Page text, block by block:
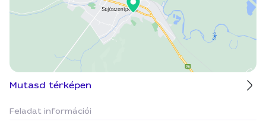
Mutasd térképen
Feladat információi